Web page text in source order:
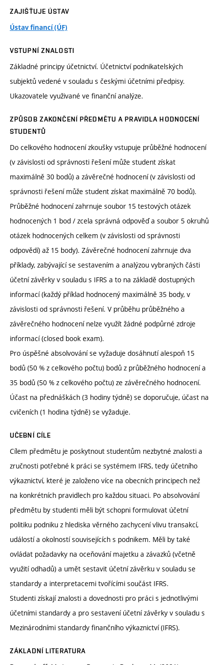
ZAJIŠŤUJE ÚSTAV
Ústav financí (ÚF)
VSTUPNÍ ZNALOSTI
Základné principy účetnictví. Účetnictví podnikatelských
subjektů vedené v souladu s českými účetními předpisy.
Ukazovatele využivané ve finanční analýze.
ZPŮSOB ZAKONČENÍ PŘEDMĚTU A PRAVIDLA HODNOCENÍ
STUDENTŮ
Do celkového hodnocení zkoušky vstupuje průběžné hodnocení
(v závislosti od správnosti řešení může student získat
maximálně 30 bodů) a závěrečné hodnocení (v závislosti od
správnosti řešení může student získat maximálně 70 bodů).
Průběžné hodnocení zahrnuje soubor 15 testových otázek
hodnocených 1 bod / zcela správná odpověď a soubor 5 okruhů
otázek hodnocených celkem (v závislosti od správnosti
odpovědí) až 15 body). Závěrečné hodnocení zahrnuje dva
příklady, zabývající se sestavením a analýzou vybraných části
účetní závěrky v souladu s IFRS a to na základě dostupných
informací (každý příklad hodnocený maximálně 35 body, v
závislosti od správnosti řešení. V průběhu průběžného a
závěrečného hodnocení nelze využít žádné podpůrné zdroje
informací (closed book exam).
Pro úspěšné absolvování se vyžaduje dosáhnutí alespoň 15
bodů (50 % z celkového počtu) bodů z průběžného hodnocení a
35 bodů (50 % z celkového počtu) ze závěrečného hodnocení.
Účast na přednáškách (3 hodiny týdně) se doporučuje, účast na
cvičeních (1 hodina týdně) se vyžaduje.
UČEBNÍ CÍLE
Cílem předmětu je poskytnout studentům nezbytné znalosti a
zručnosti potřebné k práci se systémem IFRS, tedy účetního
výkaznictví, které je založeno více na obecních principech než
na konkrétních pravidlech pro každou situaci. Po absolvování
předmětu by studenti měli být schopni formulovat účetní
politiku podniku z hlediska věrného zachycení vlivu transakcí,
událostí a okolností souvisejících s podnikem. Měli by také
ovládat požadavky na oceňování majetku a závazků (včetně
využití odhadů) a umět sestavit účetní závěrku v souladu se
standardy a interpretacemi tvořícími součást IFRS.
Studenti získají znalosti a dovednosti pro práci s jednotlivými
účetními standardy a pro sestavení účetní závěrky v souladu s
Mezinárodními standardy finančního výkaznictví (IFRS).
ZÁKLADNÍ LITERATURA